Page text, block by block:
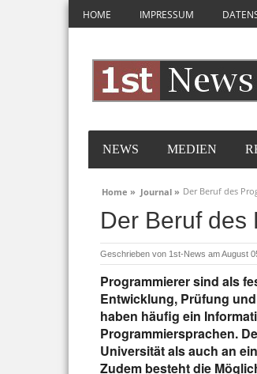
HOME IMPRESSUM
NEWS MEDIEN
Home » Journal » Der Beruf des
Der Beruf des
Geschrieben von 1st-News am August
Programmierer sind als
Entwicklung, Prüfung
haben häufig ein
Programmiersprachen.
Universität als auch an
Zudem besteht die